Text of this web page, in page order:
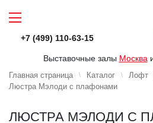
+7 (499) 110-63-15
Выставочные залы Москва
Главная страница Каталог Лофт
Люстра Мэлоди с плафонами
ЛЮСТРА МЭЛОДИ С